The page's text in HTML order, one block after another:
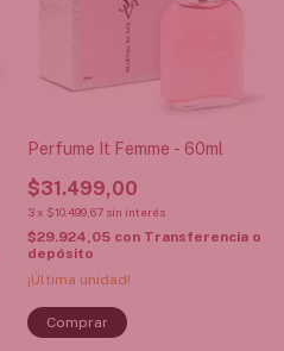
Perfume It Femme - 60ml
$31.499,00
3 x $10.499,67 sin interés
$29.924,05 con Transferencia o
depósito
¡Última unidad!